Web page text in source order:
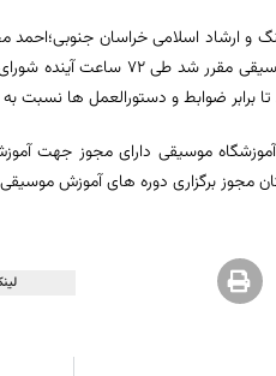
و ارشاد اسلامی خراسان
در خصوص نرخ تعرفه کلاس
برابر ضوابط و دستورالعمل ها نسبت به
موسیقی دارای مجوز جهت
مجوز برگزاری دوره های آموزش موسیقی